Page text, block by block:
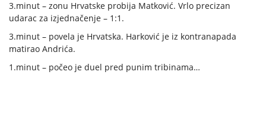
3.minut – zonu Hrvatske probija Matković. Vrlo precizan
udarac za izjednačenje – 1:1.
3.minut – povela je Hrvatska. Harković je iz kontranapada
matirao Andrića.
1.minut – počeo je duel pred punim tribinama…